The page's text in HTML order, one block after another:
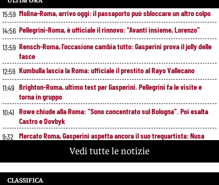
15:59 Molina-Roma, arrivo oggi: il passaporto può sbloccare un altro colpo
14:56 Pellegrini-Roma, è ufficiale il rinnovo: “Avanti insieme, Lorenzo”
13:59 Rensch-Roma, l’occasione cambia tutto: Gasperini prova il jolly delle
fasce
12:59 Kumbulla lascia la Roma: ufficiale il prestito al Rayo Vallecano
11:49 Brighton-Roma, ultimo test per Gasperini. Pellegrini fa le visite e
torna in gruppo
10:41 Rowe chiude alla Roma: “Sono concentrato sul Bologna”. Poi esalta
Castro e Dovbyk
9:32
Mercato Roma, Gasperini aspetta ancora il suo trequartista: Nusa
sfuma, ora Fofana e GittensVedi tutte le notizie
CLASSIFICA